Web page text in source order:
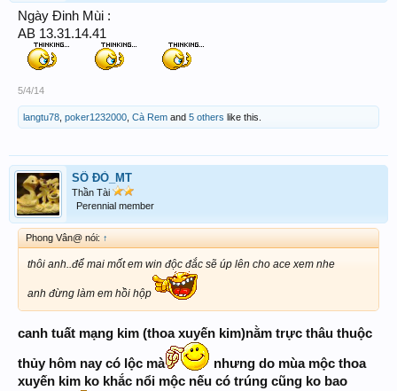
Ngày Đinh Mùi :
AB 13.31.14.41
5/4/14
langtu78 poker1232000 Cà Rem and 5 others like this.
SỐ ĐỎ_MT
Thần Tài
Perennial member
Phong Vân@ nói: ↑
thôi anh..để mai mốt em win độc đắc sẽ úp lên cho ace xem nhe
anh đừng làm em hồi hộp
canh tuất mạng kim (thoa xuyến kim)nằm trực thâu thuộc
thủy hôm nay có lộc mà
nhưng do mùa mộc thoa
xuyến kim ko khắc nổi mộc nếu có trúng cũng ko bao